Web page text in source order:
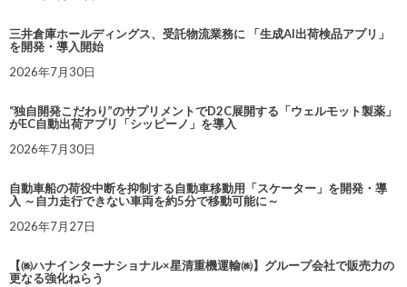
三井倉庫ホールディングス、受託物流業務に 「生成AI出荷検品アプリ」
を開発・導入開始
2026年7月30日
“独自開発こだわり”のサプリメントでD2C展開する「ウェルモット製薬」
がEC自動出荷アプリ「シッピーノ」を導入
2026年7月30日
自動車船の荷役中断を抑制する自動車移動用「スケーター」を開発・導
入 ～自力走行できない車両を約5分で移動可能に～
2026年7月27日
【㈱ハナインターナショナル×星清重機運輸㈱】グループ会社で販売力の
更なる強化ねらう